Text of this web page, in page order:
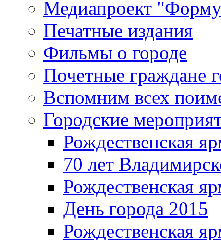
Медиапроект
Печатные издания
Фильмы о городе
Почетные граждане
Вспомним всех
Городские
Рождественская
70 лет
Рождественская
День города 2015
Рождественская